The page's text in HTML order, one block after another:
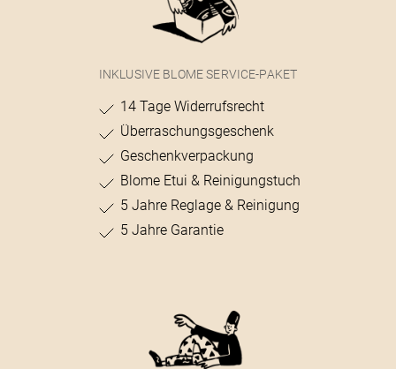
INKLUSIVE BLOME SERVICE-PAKET
14 Tage Widerrufsrecht
Überraschungsgeschenk
Geschenkverpackung
Blome Etui & Reinigungstuch
5 Jahre Reglage & Reinigung
5 Jahre Garantie